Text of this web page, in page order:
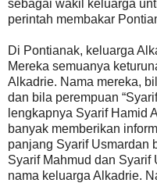
sebagai wakil keluarga
perintah membakar
Di Pontianak, keluarga
Mereka semuanya
Alkadrie. Nama mereka,
dan bila perempuan
lengkapnya Syarif Hamid
banyak memberikan
panjang Syarif Usmardan
Syarif Mahmud dan Syarif
nama keluarga Alkadrie.